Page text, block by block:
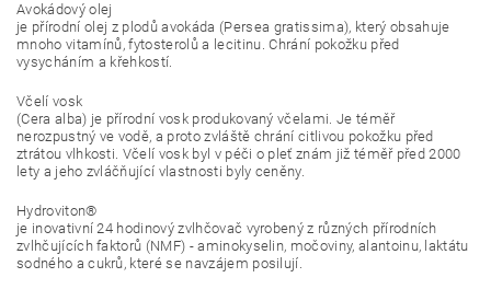
Avokádový olej
je přírodní olej z plodů avokáda (Persea gratissima), který obsahuje
mnoho vitamínů, fytosterolů a lecitinu. Chrání pokožku před
vysycháním a křehkostí.
Včelí vosk
(Cera alba) je přírodní vosk produkovaný včelami. Je téměř
nerozpustný ve vodě, a proto zvláště chrání citlivou pokožku před
ztrátou vlhkosti. Včelí vosk byl v péči o pleť znám již téměř před 2000
lety a jeho zvláčňující vlastnosti byly ceněny.
Hydroviton®
je inovativní 24 hodinový zvlhčovač vyrobený z různých přírodních
zvlhčujících faktorů (NMF) - aminokyselin, močoviny, alantoinu, laktátu
sodného a cukrů, které se navzájem posilují.